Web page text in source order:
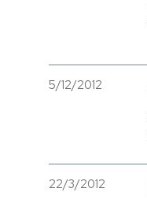
5/12/2012
22/3/2012